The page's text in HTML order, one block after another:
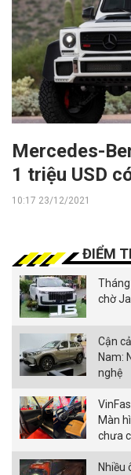
Mercedes-
1 triệu USD
10:17 23/12/2021
ĐIỂM
chờ
Cận
Nam:
nghệ
Màn
chưa
Nhiều